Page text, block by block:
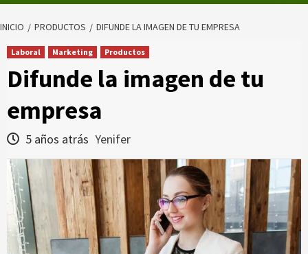
INICIO PRODUCTOS DIFUNDE LA IMAGEN DE TU EMPRESA
Laboral Marketing Productos
Difunde la imagen de tu
empresa
5 años atrás Yenifer